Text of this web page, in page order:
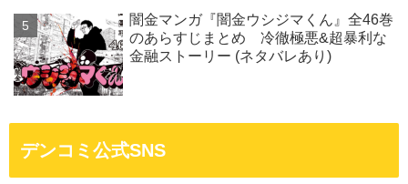
闇金マンガ『闇金ウシジマくん』全46巻
のあらすじまとめ 冷徹極悪&超暴利な
金融ストーリー (ネタバレあり)
デンコミ公式SNS